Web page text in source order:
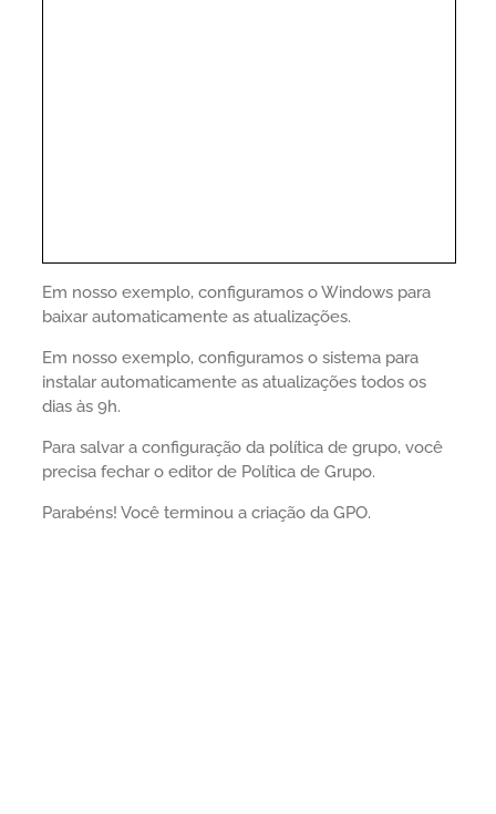
Em nosso exemplo, configuramos o Windows para
baixar automaticamente as atualizações.
Em nosso exemplo, configuramos o sistema para
instalar automaticamente as atualizações todos os
dias às 9h.
Para salvar a configuração da política de grupo, você
precisa fechar o editor de Política de Grupo.
Parabéns! Você terminou a criação da GPO.